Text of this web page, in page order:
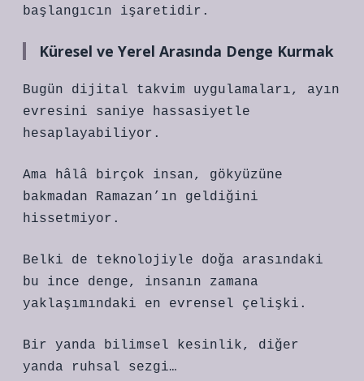
başlangıcın işaretidir.
Küresel ve Yerel Arasında Denge Kurmak
Bugün dijital takvim uygulamaları, ayın
evresini saniye hassasiyetle
hesaplayabiliyor.
Ama hâlâ birçok insan, gökyüzüne
bakmadan Ramazan’ın geldiğini
hissetmiyor.
Belki de teknolojiyle doğa arasındaki
bu ince denge, insanın zamana
yaklaşımındaki en evrensel çelişki.
Bir yanda bilimsel kesinlik, diğer
yanda ruhsal sezgi…